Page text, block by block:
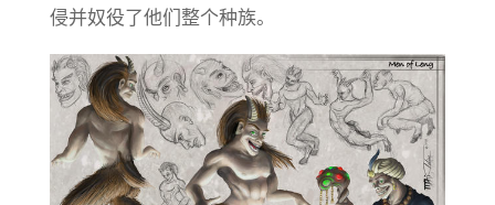
侵并奴役了他们整个种族。